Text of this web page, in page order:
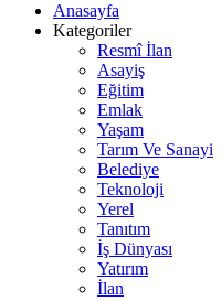
Anasayfa
Kategoriler
Resmî İlan
Asayiş
Eğitim
Emlak
Yaşam
Tarım Ve Sanayi
Belediye
Teknoloji
Yerel
Tanıtım
İş Dünyası
Yatırım
İlan